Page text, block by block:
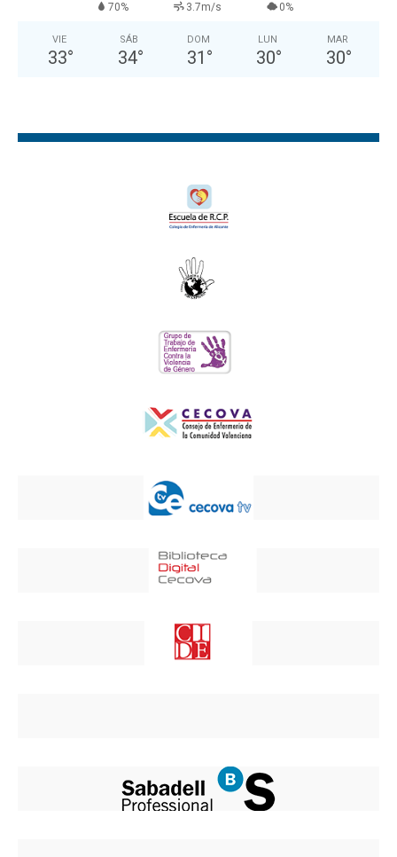
70% 3.7m/s 0%
VIE
33°
SÁB
34°
DOM
31 °
LUN
30°
MAR
30°